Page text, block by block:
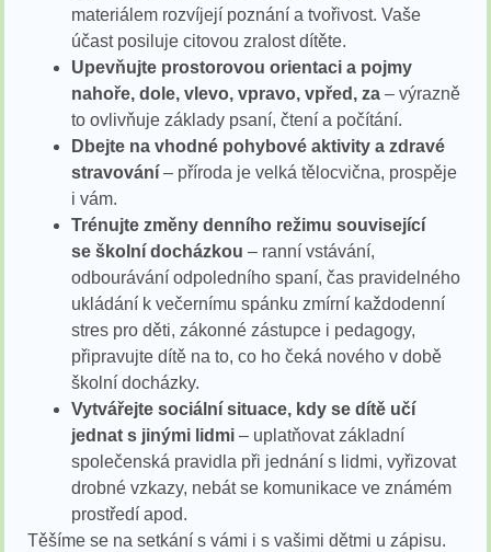
materiálem rozvíjejí poznání a tvořivost. Vaše
účast posiluje citovou zralost dítěte.
Upevňujte prostorovou orientaci a pojmy
nahoře, dole, vlevo, vpravo, vpřed, za – výrazně
to ovlivňuje základy psaní, čtení a počítání.
Dbejte na vhodné pohybové aktivity a zdravé
stravování – příroda je velká tělocvična, prospěje
i vám.
Trénujte změny denního režimu související
se školní docházkou – ranní vstávání,
odbourávání odpoledního spaní, čas pravidelného
ukládání k večernímu spánku zmírní každodenní
stres pro děti, zákonné zástupce i pedagogy,
připravujte dítě na to, co ho čeká nového v době
školní docházky.
Vytvářejte sociální situace, kdy se dítě učí
jednat s jinými lidmi – uplatňovat základní
společenská pravidla při jednání s lidmi, vyřizovat
drobné vzkazy, nebát se komunikace ve známém
prostředí apod.
Těšíme se na setkání s vámi i s vašimi dětmi u zápisu.